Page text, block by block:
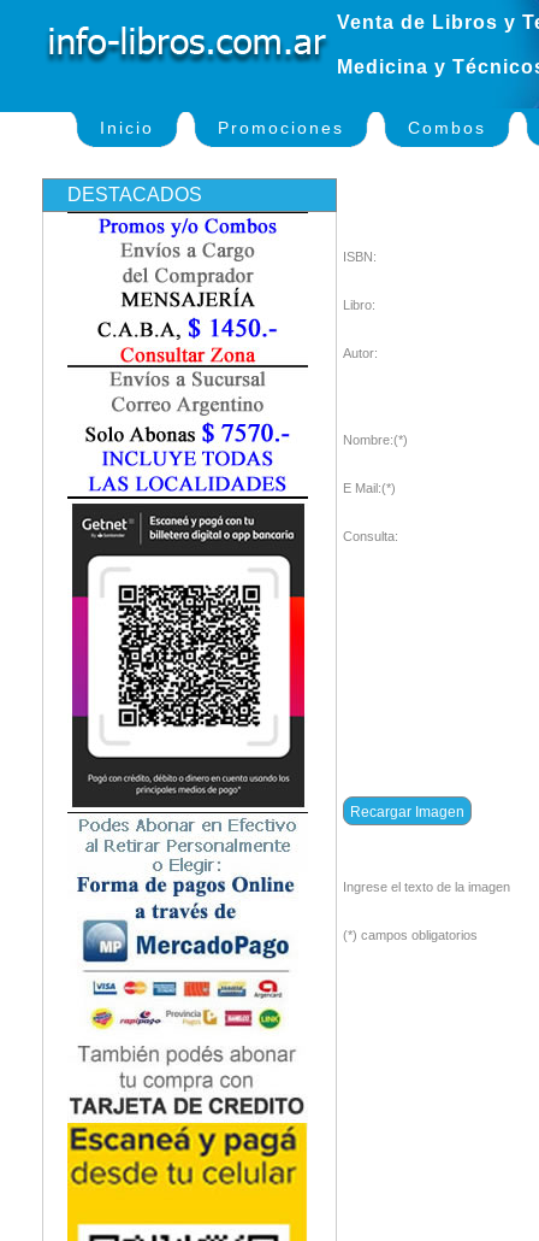
Venta de Libros y
Medicina y
Inicio Promociones Combos
DESTACADOS
ISBN:
Libro:
Autor:
Nombre:(*)
E Mail:(*)
Consulta:
Ingrese el texto de la imagen
(*) campos obligatorios